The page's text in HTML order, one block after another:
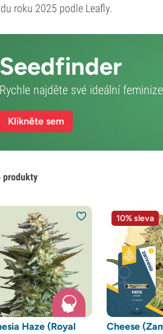
roku 2025 podle Leafly.
Seedfinder
Rychle najděte své ideální
Klikněte sem
produkty
Haze (Royal
10% sleva
Cheese